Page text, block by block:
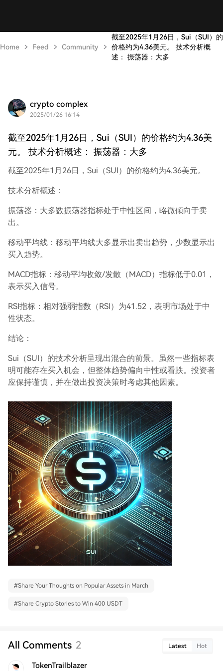
Home Feed Community
截至2025年1月26日，Sui（SUI）的
价格约为4.36美元。 技术分析概
述： 振荡器：大多
crypto complex
2025/01/26 16:14
截至2025年1月26日，Sui（SUI）的价格约为4.36美
元。 技术分析概述： 振荡器：大多
截至2025年1月26日，Sui（SUI）的价格约为4.36美元。
技术分析概述：
振荡器：大多数振荡器指标处于中性区间，略微倾向于卖
出。
移动平均线：移动平均线大多显示出卖出趋势，少数显示出
买入趋势。
MACD指标：移动平均收敛/发散（MACD）指标低于0.01，
表示买入信号。
RSI指标：相对强弱指数（RSI）为41.52，表明市场处于中
性状态。
结论：
Sui（SUI）的技术分析呈现出混合的前景。虽然一些指标表
明可能存在买入机会，但整体趋势偏向中性或看跌。投资者
应保持谨慎，并在做出投资决策时考虑其他因素。
#Share Your Thoughts on Popular Assets in March
#Share Crypto Stories to Win 400 USDT
All Comments 2 Latest Hot
TokenTrailblazer